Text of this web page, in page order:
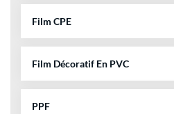
Film CPE
Film Décoratif En PVC
PPF